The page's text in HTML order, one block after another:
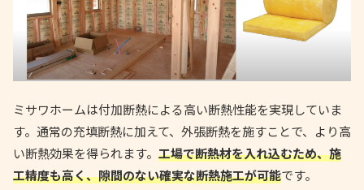
ミサワホームは付加断熱による高い断熱性能を実現していま
す。通常の充填断熱に加えて、外張断熱を施すことで、より高
い断熱効果を得られます。 工場で断熱材を入れ込むため、施
工精度も高く、隙間のない確実な断熱施工が可能です。